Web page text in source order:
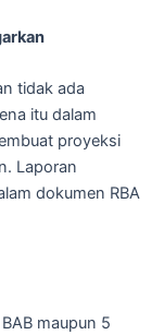
tidak ada
itu dalam
proyeksi
Laporan
dokumen RBA
maupun 5